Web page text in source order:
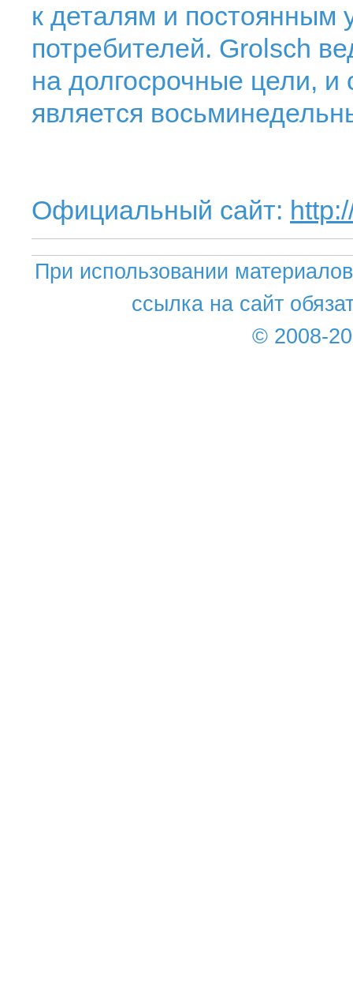
к деталям и постоянным
потребителей. Grolsch
на долгосрочные цели, и
является
Официальный сайт:
При использовании
ссылка на сайт
© 2008-